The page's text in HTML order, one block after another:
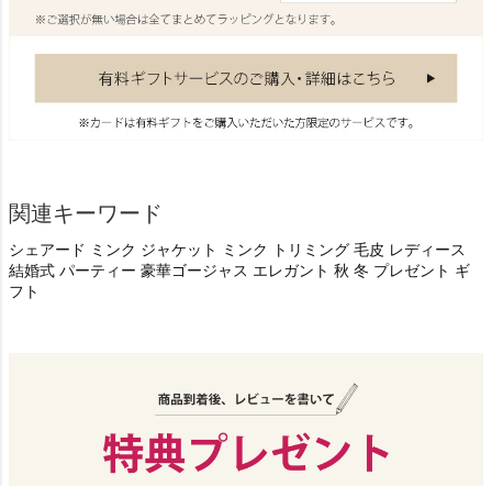
関連キーワード
シェアード ミンク ジャケット ミンク トリミング 毛皮 レディース
結婚式 パーティー 豪華ゴージャス エレガント 秋 冬 プレゼント ギ
フト